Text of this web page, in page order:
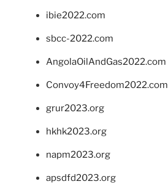
ibie2022.com
sbcc-2022.com
AngolaOilAndGas2022.com
Convoy4Freedom2022.com
grur2023.org
hkhk2023.org
napm2023.org
apsdfd2023.org